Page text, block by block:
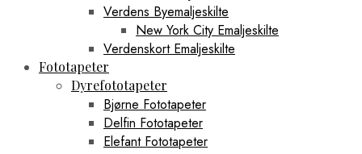
Verdens Byemaljeskilte
New York City Emaljeskilte
Verdenskort Emaljeskilte
Fototapeter
Dyrefototapeter
Bjørne Fototapeter
Delfin Fototapeter
Elefant Fototapeter